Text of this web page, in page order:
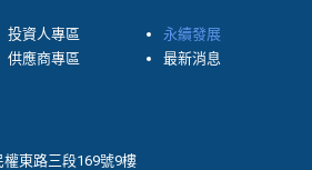
投資人專區
供應商專區
永續發展
最新消息
東路三段169號9樓